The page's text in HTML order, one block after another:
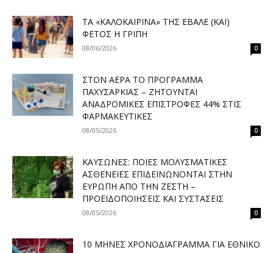
ΤΑ «ΚΑΛΟΚΑΙΡΙΝΆ» ΤΗΣ ΈΒΑΛΕ (ΚΑΙ)
ΦΈΤΟΣ Η ΓΡΊΠΗ
08/06/2026 0
ΣΤΟΝ ΑΈΡΑ ΤΟ ΠΡΌΓΡΑΜΜΑ
ΠΑΧΥΣΑΡΚΊΑΣ – ΖΗΤΟΎΝΤΑΙ
ΑΝΑΔΡΟΜΙΚΈΣ ΕΠΙΣΤΡΟΦΈΣ 44% ΣΤΙΣ
ΦΑΡΜΑΚΕΥΤΙΚΈΣ
08/05/2026 0
ΚΑΎΣΩΝΕΣ: ΠΟΙΕΣ ΜΟΛΥΣΜΑΤΙΚΈΣ
ΑΣΘΈΝΕΙΕΣ ΕΠΙΔΕΙΝΏΝΟΝΤΑΙ ΣΤΗΝ
ΕΥΡΏΠΗ ΑΠΌ ΤΗΝ ΖΈΣΤΗ –
ΠΡΟΕΙΔΟΠΟΙΉΣΕΙΣ ΚΑΙ ΣΥΣΤΆΣΕΙΣ
08/05/2026 0
10 ΜΉΝΕΣ ΧΡΟΝΟΔΙΆΓΡΑΜΜΑ ΓΙΑ ΕΘΝΙΚΌ